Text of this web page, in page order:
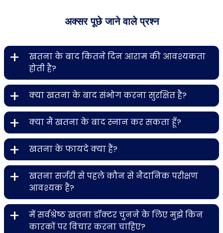
अक्सर पूछे जाने वाले प्रश्न
+
खतना के बाद कितने दिन आराम की आवश्यकता
होती है?
+ क्या खतना के बाद संभोग करना सुरक्षित है?
+ क्या मैं खतना के बाद स्नान कर सकता हूँ?
+ खतना के फायदे क्या हैं?
+
खतना सर्जरी से पहले कौन से नैदानिक ​​परीक्षण
आवश्यक हैं?
+
में सर्वश्रेष्ठ खतना डॉक्टर चुनने के लिए मुझे किन
कारकों पर विचार करना चाहिए?